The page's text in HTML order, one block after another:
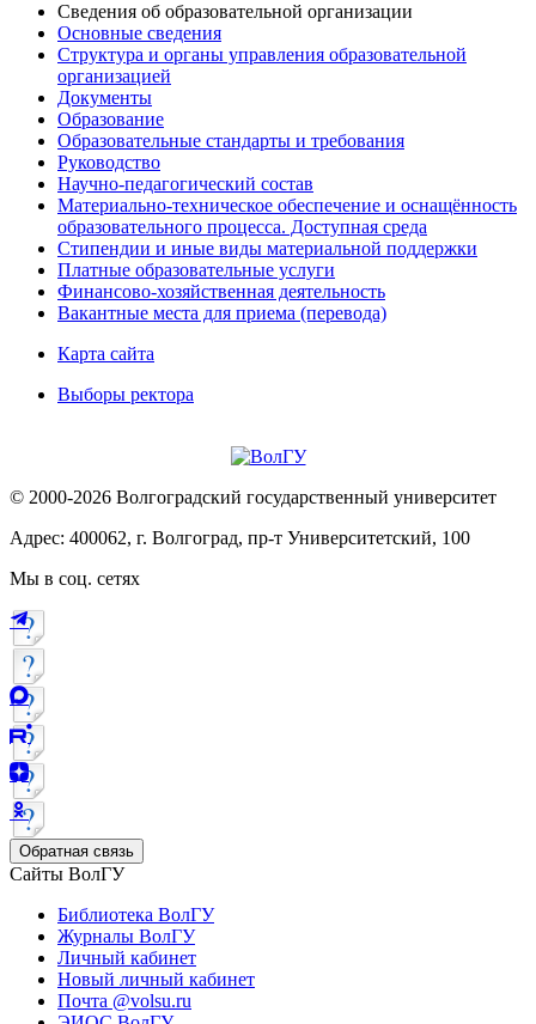
Сведения об образовательной организации
Основные сведения
Структура и органы управления образовательной
организацией
Документы
Образование
Образовательные стандарты и требования
Руководство
Научно-педагогический состав
Материально-техническое обеспечение и оснащённость
образовательного процесса. Доступная среда
Стипендии и иные виды материальной поддержки
Платные образовательные услуги
Финансово-хозяйственная деятельность
Вакантные места для приема (перевода)
Карта сайта
Выборы ректора
© 2000-2026 Волгоградский государственный университет
Адрес: 400062, г. Волгоград, пр-т Университетский, 100
Мы в соц. сетях
Обратная связь
Сайты ВолГУ
Библиотека ВолГУ
Журналы ВолГУ
Личный кабинет
Новый личный кабинет
Почта @volsu.ru